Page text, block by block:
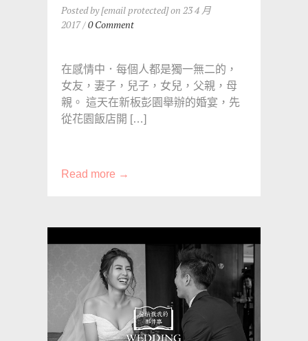
Posted by [email protected] on 23 4 月
2017 /0 Comment
在感情中．每個人都是獨一無二的，
女友，妻子，兒子，女兒，父親，母
親。 這天在新板彭園舉辦的婚宴，先
從花園飯店開 […]
Read more →